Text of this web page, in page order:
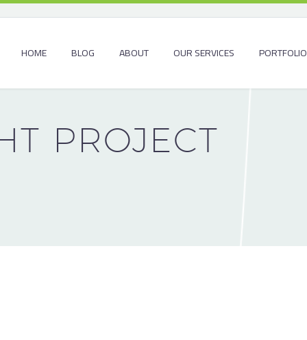
HOME BLOG ABOUT OUR SERVICES PORTFOLIO
PROJECT